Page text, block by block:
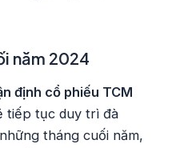
năm 2024
định cổ phiếu TCM
tiếp tục duy trì đà
tháng cuối năm,